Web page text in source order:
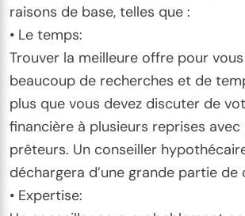
raisons de base, telles que :
• Le temps:
Trouver la meilleure offre pour
beaucoup de recherches et de
plus que vous devez discuter de
financière à plusieurs reprises avec
prêteurs. Un conseiller
déchargera d’une grande partie de
• Expertise: